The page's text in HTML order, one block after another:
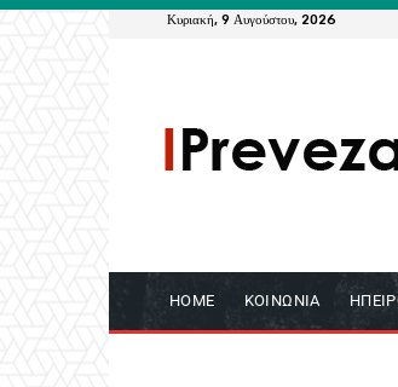
Κυριακή, 9 Αυγούστου, 2026
HOME ΚΟΙΝΩΝΊΑ